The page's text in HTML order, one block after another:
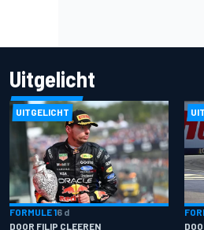
Uitgelicht
UITGELICHT
FORMULE 16 d
DOOR FILIP CLEEREN